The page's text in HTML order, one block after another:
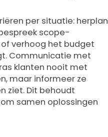
per situatie: herplan
scope-
verhoog het budget
Communicatie met
klanten nooit met
maar informeer ze
ziet. Dit behoudt
samen oplossingen